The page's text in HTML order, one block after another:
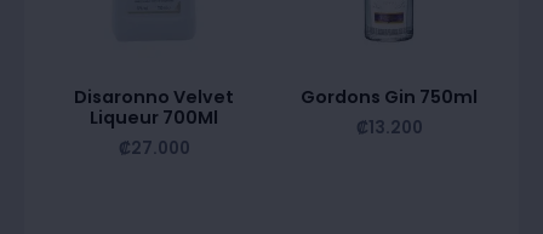
Disaronno Velvet
Liqueur 700Ml
₡27.000
Gordons Gin 750ml
₡13.200